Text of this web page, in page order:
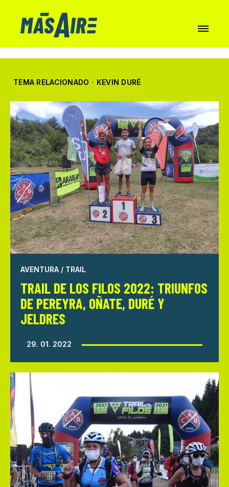
TEMA RELACIONADO · KEVIN DURÉ
AVENTURA / TRAIL
TRAIL DE LOS FILOS 2022: TRIUNFOS
DE PEREYRA, OÑATE, DURÉ Y
JELDRES
29. 01. 2022